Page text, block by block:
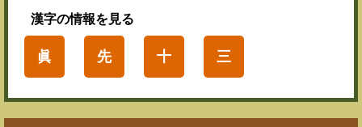
漢字の情報を見る
眞 先 十 三